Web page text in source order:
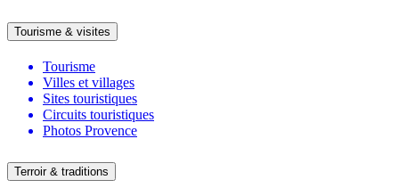
Tourisme & visites
Tourisme
Villes et villages
Sites touristiques
Circuits touristiques
Photos Provence
Terroir & traditions